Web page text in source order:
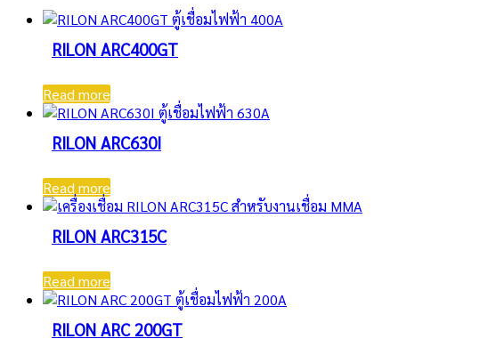
RILON ARC400GT
Read more
RILON ARC630I
Read more
RILON ARC315C
Read more
RILON ARC 200GT